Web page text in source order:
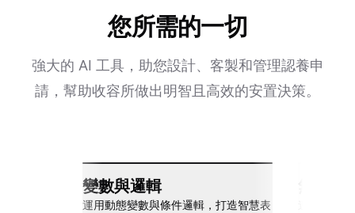
您所需的一切
強大的 AI 工具，助您設計、客製和管理認養申
請，幫助收容所做出明智且高效的安置決策。
變數與邏輯
運用動態變數與條件邏輯，打造智慧表